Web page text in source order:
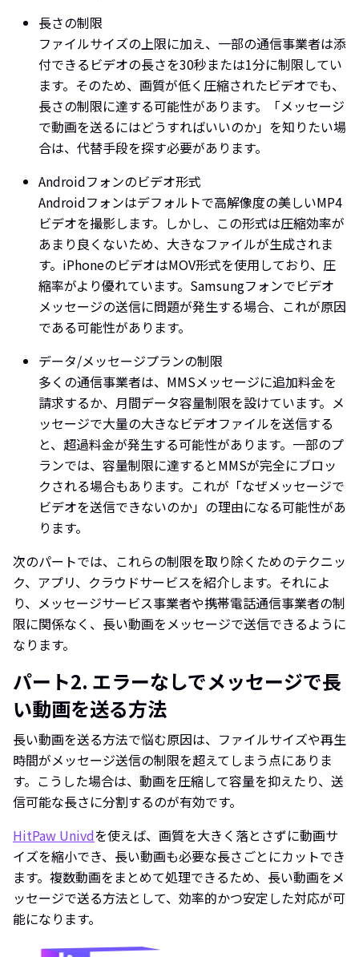
長さの制限
ファイルサイズの上限に加え、一部の通信事業者は添
付できるビデオの長さを30秒または1分に制限してい
ます。そのため、画質が低く圧縮されたビデオでも、
長さの制限に達する可能性があります。「メッセージ
で動画を送るにはどうすればいいのか」を知りたい場
合は、代替手段を探す必要があります。
Androidフォンのビデオ形式
Androidフォンはデフォルトで高解像度の美しいMP4
ビデオを撮影します。しかし、この形式は圧縮効率が
あまり良くないため、大きなファイルが生成されま
す。iPhoneのビデオはMOV形式を使用しており、圧
縮率がより優れています。Samsungフォンでビデオ
メッセージの送信に問題が発生する場合、これが原因
である可能性があります。
データ/メッセージプランの制限
多くの通信事業者は、MMSメッセージに追加料金を
請求するか、月間データ容量制限を設けています。メ
ッセージで大量の大きなビデオファイルを送信する
と、超過料金が発生する可能性があります。一部のプ
ランでは、容量制限に達するとMMSが完全にブロッ
クされる場合もあります。これが「なぜメッセージで
ビデオを送信できないのか」の理由になる可能性があ
ります。
次のパートでは、これらの制限を取り除くためのテクニッ
ク、アプリ、クラウドサービスを紹介します。それによ
り、メッセージサービス事業者や携帯電話通信事業者の制
限に関係なく、長い動画をメッセージで送信できるように
なります。
パート2. エラーなしでメッセージで長
い動画を送る方法
長い動画を送る方法で悩む原因は、ファイルサイズや再生
時間がメッセージ送信の制限を超えてしまう点にありま
す。こうした場合は、動画を圧縮して容量を抑えたり、送
信可能な長さに分割するのが有効です。
HitPaw Univdを使えば、画質を大きく落とさずに動画サ
イズを縮小でき、長い動画も必要な長さごとにカットでき
ます。複数動画をまとめて処理できるため、長い動画をメ
ッセージで送る方法として、効率的かつ安定した対応が可
能になります。